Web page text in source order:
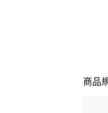
商品